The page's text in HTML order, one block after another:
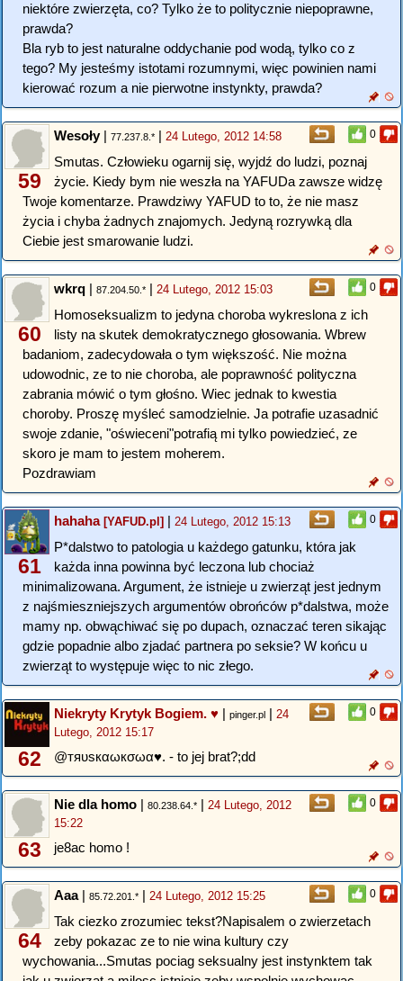
niektóre zwierzęta, co? Tylko że to politycznie niepoprawne,
prawda?
Bla ryb to jest naturalne oddychanie pod wodą, tylko co z
tego? My jesteśmy istotami rozumnymi, więc powinien nami
kierować rozum a nie pierwotne instynkty, prawda?
0
59
Wesoły| 77.237.8.* | 24 Lutego, 2012 14:58
Smutas. Człowieku ogarnij się, wyjdź do ludzi, poznaj
życie. Kiedy bym nie weszła na YAFUDa zawsze widzę
Twoje komentarze. Prawdziwy YAFUD to to, że nie masz
życia i chyba żadnych znajomych. Jedyną rozrywką dla
Ciebie jest smarowanie ludzi.
0
60
wkrq | 87.204.50.* | 24 Lutego, 2012 15:03
Homoseksualizm to jedyna choroba wykreslona z ich
listy na skutek demokratycznego głosowania. Wbrew
badaniom, zadecydowała o tym większość. Nie można
udowodnic, ze to nie choroba, ale poprawność polityczna
zabrania mówić o tym głośno. Wiec jednak to kwestia
choroby. Proszę myśleć samodzielnie. Ja potrafie uzasadnić
swoje zdanie, "oświeceni"potrafią mi tylko powiedzieć, ze
skoro je mam to jestem moherem.
Pozdrawiam
0
61
hahaha[YAFUD.pl] | 24 Lutego, 2012 15:13
P*dalstwo to patologia u każdego gatunku, która jak
każda inna powinna być leczona lub chociaż
minimalizowana. Argument, że istnieje u zwierząt jest jednym
z najśmieszniejszych argumentów obrońców p*dalstwa, może
mamy np. obwąchiwać się po dupach, oznaczać teren sikając
gdzie popadnie albo zjadać partnera po seksie? W końcu u
zwierząt to występuje więc to nic złego.
0
62
Niekryty Krytyk Bogiem. ♥ | pinger.pl | 24
Lutego, 2012 15:17
@тяυѕкαωкσωα♥. - to jej brat?;dd
0
63
Nie dla homo | 80.238.64.* | 24 Lutego, 2012
15:22
je8ac homo !
0
64
Aaa| 85.72.201.* | 24 Lutego, 2012 15:25
Tak ciezko zrozumiec tekst?Napisalem o zwierzetach
zeby pokazac ze to nie wina kultury czy
wychowania...Smutas pociag seksualny jest instynktem tak